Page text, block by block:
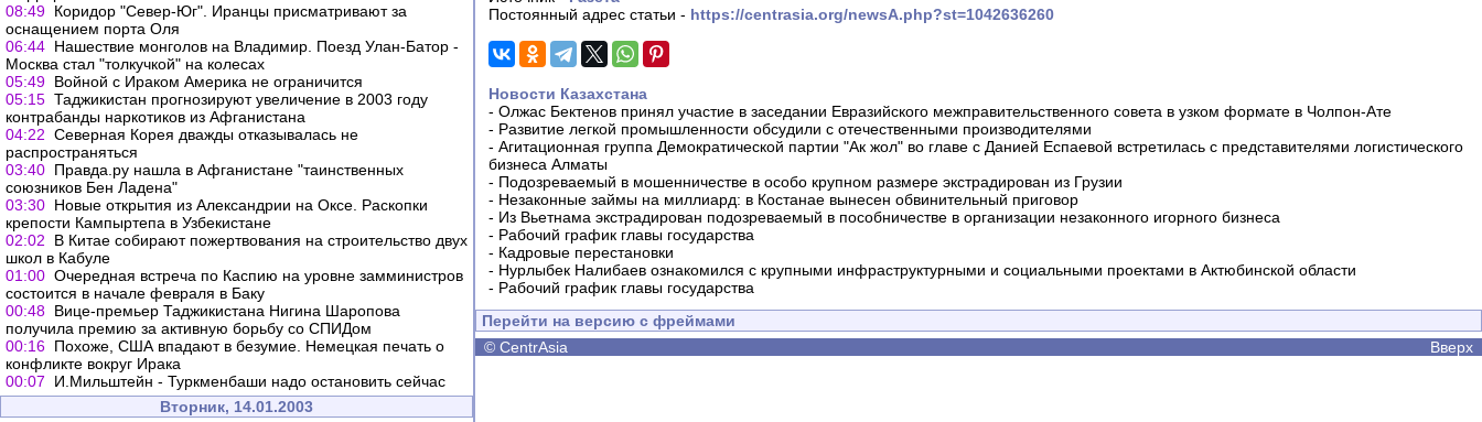
08:49 Коридор "Север-Юг". Иранцы присматривают за
оснащением порта Оля
06:44 Нашествие монголов на Владимир. Поезд Улан-Батор -
Москва стал "толкучкой" на колесах
05:49 Войной с Ираком Америка не ограничится
05:15 Таджикистан прогнозируют увеличение в 2003 году
контрабанды наркотиков из Афганистана
04:22 Северная Корея дважды отказывалась не
распространяться
03:40 Правда.ру нашла в Афганистане "таинственных
союзников Бен Ладена"
03:30 Новые открытия из Aлександрии на Oксе. Раскопки
крепости Кампыртепа в Узбекистане
02:02
В Китае собирают пожертвования на строительство двух
школ в Кабуле
01:00 Очередная встреча по Каспию на уровне замминистров
состоится в начале февраля в Баку
00:48 Вице-премьер Таджикистана Нигина Шаропова
получила премию за активную борьбу со СПИДом
00:16 Похоже, США впадают в безумие. Немецкая печать о
конфликте вокруг Ирака
00:07
И.Мильштейн - Туркменбаши надо остановить сейчас
Вторник, 14.01.2003
Постоянный адрес статьи - https://centrasia.org/newsA.php?st=1042636260
Новости Казахстана
- Олжас Бектенов принял участие в заседании Евразийского межправительственного совета в узком формате в Чолпон-Ате
- Развитие легкой промышленности обсудили с отечественными производителями
- Агитационная группа Демократической партии "Ак жол" во главе с Данией Еспаевой встретилась с представителями логистического
бизнеса Алматы
- Подозреваемый в мошенничестве в особо крупном размере экстрадирован из Грузии
- Незаконные займы на миллиард: в Костанае вынесен обвинительный приговор
- Из Вьетнама экстрадирован подозреваемый в пособничестве в организации незаконного игорного бизнеса
- Рабочий график главы государства
- Кадровые перестановки
- Нурлыбек Налибаев ознакомился с крупными инфраструктурными и социальными проектами в Актюбинской области
- Рабочий график главы государства
Перейти на версию с фреймами
© CentrAsia Вверх